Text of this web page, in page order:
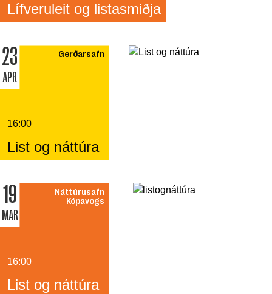
Lífveruleit og listasmiðja
23
APR
Gerðarsafn
16:00
List og náttúra
19
MAR
Náttúrusafn
Kópavogs
16:00
List og náttúra